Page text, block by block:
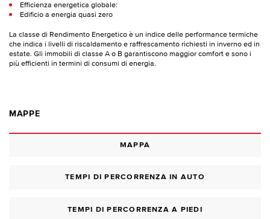
Efficienza energetica globale:
Edificio a energia quasi zero
La classe di Rendimento Energetico è un indice delle performance termiche
che indica i livelli di riscaldamento e raffrescamento richiesti in inverno ed in
estate. Gli immobili di classe A o B garantiscono maggior comfort e sono i
più efficienti in termini di consumi di energia.
MAPPE
MAPPA
TEMPI DI PERCORRENZA IN AUTO
TEMPI DI PERCORRENZA A PIEDI